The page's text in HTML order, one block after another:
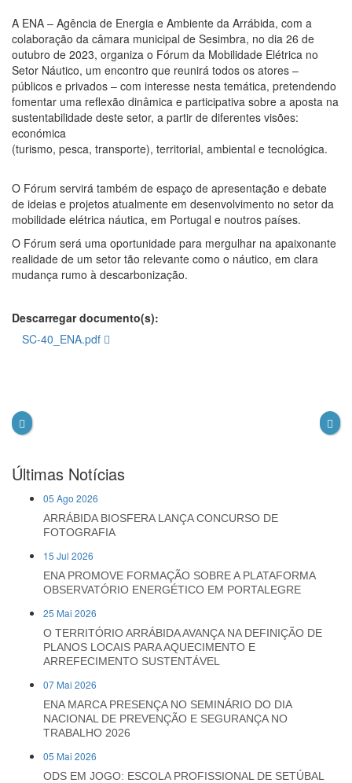
A ENA – Agência de Energia e Ambiente da Arrábida, com a
colaboração da câmara municipal de Sesimbra, no dia 26 de
outubro de 2023, organiza o Fórum da Mobilidade Elétrica no
Setor Náutico, um encontro que reunirá todos os atores –
públicos e privados – com interesse nesta temática, pretendendo
fomentar uma reflexão dinâmica e participativa sobre a aposta na
sustentabilidade deste setor, a partir de diferentes visões:
económica
(turismo, pesca, transporte), territorial, ambiental e tecnológica.
O Fórum servirá também de espaço de apresentação e debate
de ideias e projetos atualmente em desenvolvimento no setor da
mobilidade elétrica náutica, em Portugal e noutros países.
O Fórum será uma oportunidade para mergulhar na apaixonante
realidade de um setor tão relevante como o náutico, em clara
mudança rumo à descarbonização.
Descarregar documento(s):
SC-40_ENA.pdf
Últimas Notícias
05 Ago 2026
ARRÁBIDA BIOSFERA LANÇA CONCURSO DE
FOTOGRAFIA
15 Jul 2026
ENA PROMOVE FORMAÇÃO SOBRE A PLATAFORMA
OBSERVATÓRIO ENERGÉTICO EM PORTALEGRE
25 Mai 2026
O TERRITÓRIO ARRÁBIDA AVANÇA NA DEFINIÇÃO DE
PLANOS LOCAIS PARA AQUECIMENTO E
ARREFECIMENTO SUSTENTÁVEL
07 Mai 2026
ENA MARCA PRESENÇA NO SEMINÁRIO DO DIA
NACIONAL DE PREVENÇÃO E SEGURANÇA NO
TRABALHO 2026
05 Mai 2026
ODS EM JOGO: ESCOLA PROFISSIONAL DE SETÚBAL